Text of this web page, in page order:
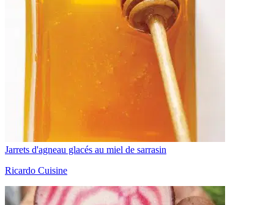
Jarrets d'agneau glacés au miel de sarrasin
Ricardo Cuisine